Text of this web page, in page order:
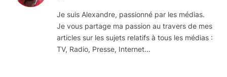
Je suis Alexandre, passionné par les médias.
Je vous partage ma passion au travers de mes
articles sur les sujets relatifs à tous les médias :
TV, Radio, Presse, Internet...